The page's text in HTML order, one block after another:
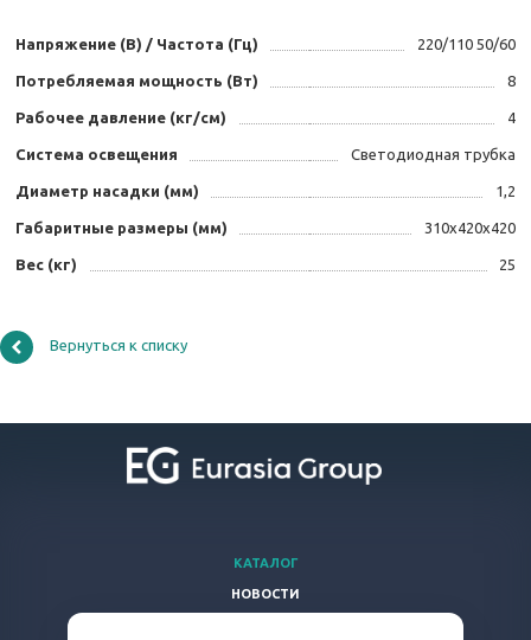
Напряжение (В) / Частота (Гц) 220/110 50/60
Потребляемая мощность (Вт) 8
Рабочее давление (кг/см) 4
Система освещения Светодиодная трубка
Диаметр насадки (мм) 1,2
Габаритные размеры (мм) 310х420х420
Вес (кг) 25
Вернуться к списку
КАТАЛОГ
НОВОСТИ